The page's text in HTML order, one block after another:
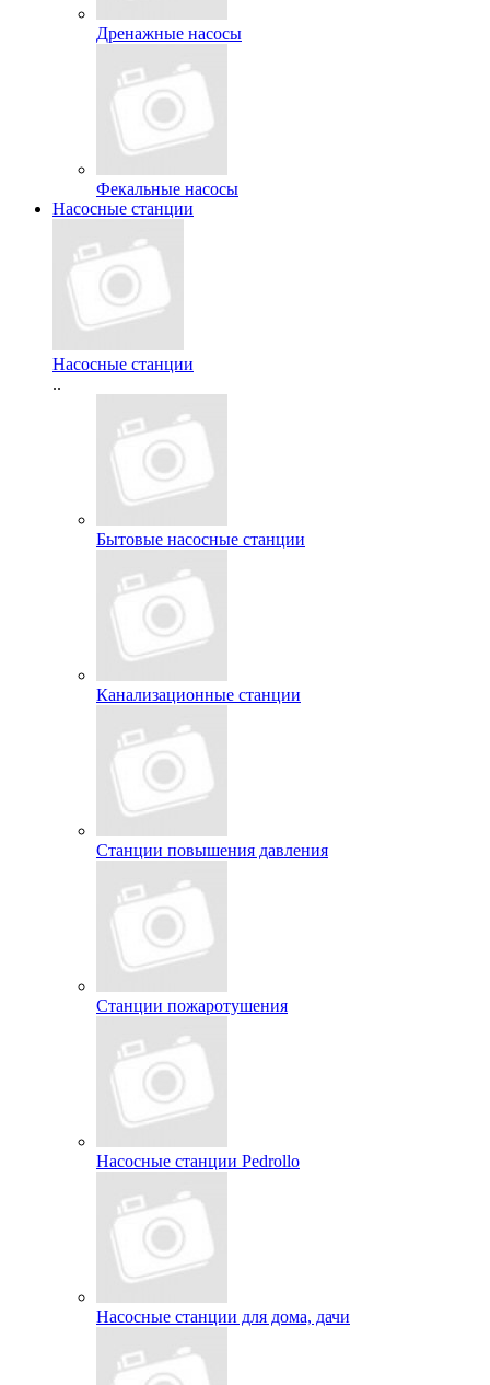
Дренажные насосы
Фекальные насосы
Насосные станции
Насосные станции
..
Бытовые насосные станции
Канализационные станции
Станции повышения давления
Станции пожаротушения
Насосные станции Pedrollo
Насосные станции для дома, дачи